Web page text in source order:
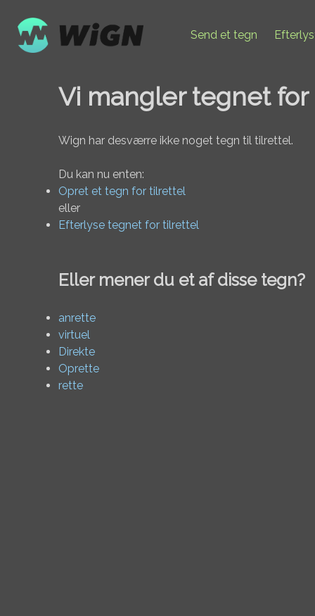
Send et tegn
Vi mangler tegnet
Wign har desværre ikke noget tegn til tilrettel.
Du kan nu enten:
Opret et tegn for tilrettel
eller
Efterlyse tegnet for tilrettel
Eller mener du et af disse tegn?
anrette
virtuel
Direkte
Oprette
rette